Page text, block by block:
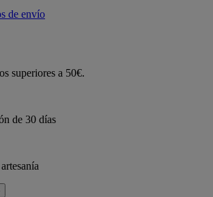
de envío
superiores a 50€.
de 30 días